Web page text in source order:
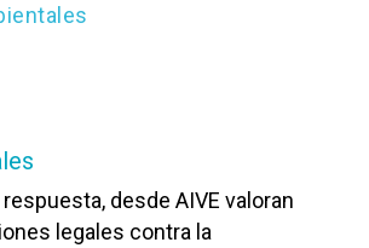
desde AIVE valoran
legales contra la